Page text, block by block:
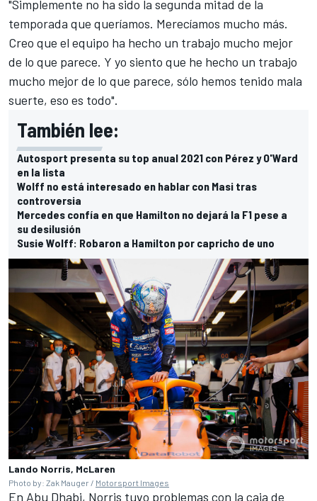
"Simplemente no ha sido la segunda mitad de la
temporada que queríamos. Merecíamos mucho más.
Creo que el equipo ha hecho un trabajo mucho mejor
de lo que parece. Y yo siento que he hecho un trabajo
mucho mejor de lo que parece, sólo hemos tenido mala
suerte, eso es todo".
También lee:
Autosport presenta su top anual 2021 con Pérez y O'Ward
en la lista
Wolff no está interesado en hablar con Masi tras
controversia
Mercedes confía en que Hamilton no dejará la F1 pese a
su desilusión
Susie Wolff: Robaron a Hamilton por capricho de uno
Lando Norris, McLaren
Photo by: Zak Mauger / Motorsport Images
En Abu Dhabi, Norris tuvo problemas con la caja de